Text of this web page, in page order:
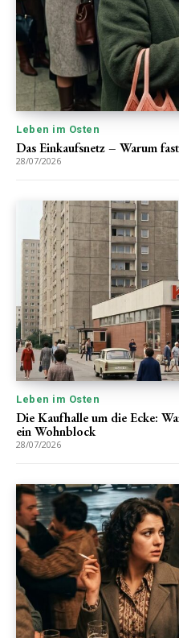
Leben im Osten
Das Einkaufsnetz – Warum
28/07/2026
Leben im Osten
Die Kaufhalle um die Ecke:
ein Wohnblock
28/07/2026